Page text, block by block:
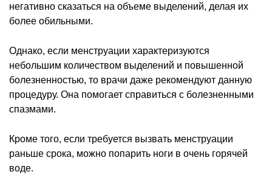
негативно сказаться на объеме выделений, делая их
более обильными.
Однако, если менструации характеризуются
небольшим количеством выделений и повышенной
болезненностью, то врачи даже рекомендуют данную
процедуру. Она помогает справиться с болезненными
спазмами.
Кроме того, если требуется вызвать менструации
раньше срока, можно попарить ноги в очень горячей
воде.